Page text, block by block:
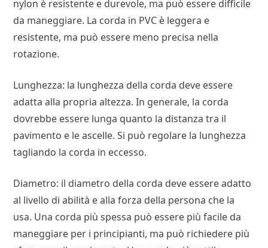
nylon è resistente e durevole, ma può essere difficile
da maneggiare. La corda in PVC è leggera e
resistente, ma può essere meno precisa nella
rotazione.
Lunghezza: la lunghezza della corda deve essere
adatta alla propria altezza. In generale, la corda
dovrebbe essere lunga quanto la distanza tra il
pavimento e le ascelle. Si può regolare la lunghezza
tagliando la corda in eccesso.
Diametro: il diametro della corda deve essere adatto
al livello di abilità e alla forza della persona che la
usa. Una corda più spessa può essere più facile da
maneggiare per i principianti, ma può richiedere più